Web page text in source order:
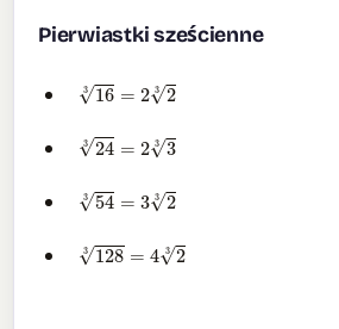
Pierwiastki sześcienne
163= 3
243= 3
543= 3
1283= 3